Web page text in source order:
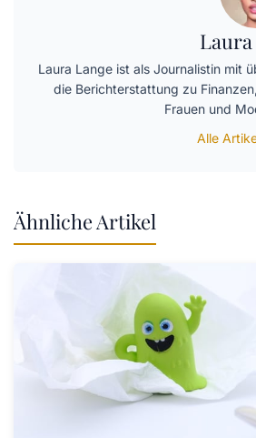
Laura Lange ist als Journalistin mit
die Berichterstattung zu
Frauen und
Alle
Ähnliche Artikel